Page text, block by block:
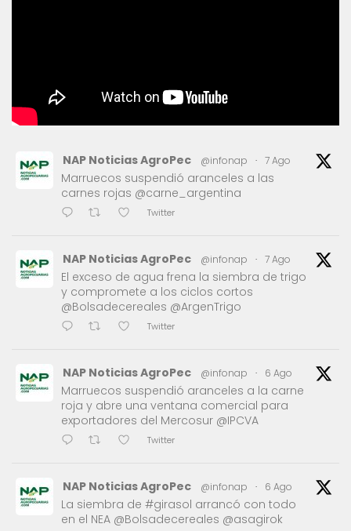
NAP Noticias AgroPec @infonap · 7 Ago
Marruecos suspendió aranceles a las
carnes rojas @carne_argentina
Twitter
NAP Noticias AgroPec @infonap · 7 Ago
El exceso de agua frena la siembra de trigo
y compromete a los ciclos cortos
@Bolsadecereales @ArgenTrigo
Twitter
NAP Noticias AgroPec @infonap · 6 Ago
Marruecos suspendió aranceles a la carne
roja y abre una ventana comercial para
exportadores del Mercosur @IPCVA
Twitter
NAP Noticias AgroPec @infonap · 6 Ago
La siembra de #girasol arrancó con todo
en el NEA @Bolsadecereales @asagirok